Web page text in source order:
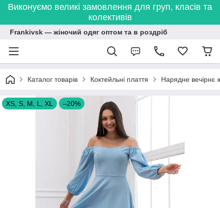
Виконуємо великі замовлення для груп, класів та
колективів
Frankivsk — жіночий одяг оптом та в роздріб
Каталог товарів Коктейльні плаття Нарядне вечірнє
XS, S, M, L, XL –20%